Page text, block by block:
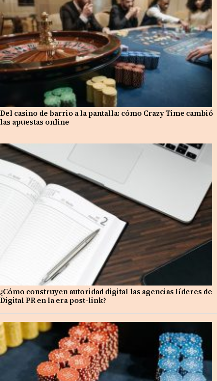
Del casino de barrio a la pantalla: cómo Crazy Time cambió
las apuestas online
¿Cómo construyen autoridad digital las agencias líderes de
Digital PR en la era post-link?